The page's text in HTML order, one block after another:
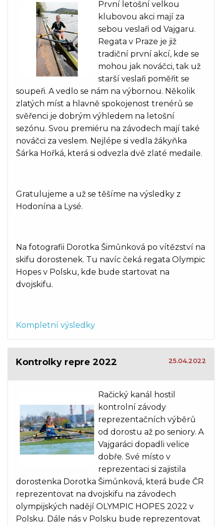
První letošní velkou
klubovou akci mají za
sebou veslaři od Vajgaru.
Regata v Praze je již
tradiční první akcí, kde se
mohou jak nováčci, tak už
starší veslaři poměřit se
soupeři. A vedlo se nám na výbornou. Několik
zlatých míst a hlavně spokojenost trenérů se
svěřenci je dobrým výhledem na letošní
sezónu. Svou premiéru na závodech mají také
nováčci za veslem. Nejlépe si vedla žákyňka
Šárka Hořká, která si odvezla dvě zlaté medaile.
Gratulujeme a už se těšíme na výsledky z
Hodonína a Lysé.
Na fotografii Dorotka Šimůnková po vítězství na
skifu dorostenek. Tu navíc čeká regata Olympic
Hopes v Polsku, kde bude startovat na
dvojskifu.
Kompletní výsledky
Kontrolky repre 2022 25.04.2022
Račický kanál hostil
kontrolní závody
reprezentačních výběrů
od dorostu až po seniory. A
Vajgaráci dopadli velice
dobře. Své místo v
reprezentaci si zajistila
dorostenka Dorotka Šimůnková, která bude ČR
reprezentovat na dvojskifu na závodech
olympijských nadějí OLYMPIC HOPES 2022 v
Polsku. Dále nás v Polsku bude reprezentovat